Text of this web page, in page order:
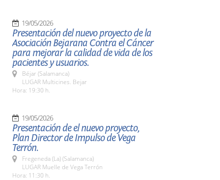
19/05/2026
Presentación del nuevo proyecto de la
Asociación Bejarana Contra el Cáncer
para mejorar la calidad de vida de los
pacientes y usuarios.
Béjar (Salamanca)
LUGAR Multicines. Bejar
Hora: 19:30 h.
19/05/2026
Presentación de el nuevo proyecto,
Plan Director de Impulso de Vega
Terrón.
Fregeneda (La) (Salamanca)
LUGAR Muelle de Vega Terrón
Hora: 11:30 h.